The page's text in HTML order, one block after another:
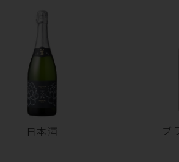
日本酒 ブ